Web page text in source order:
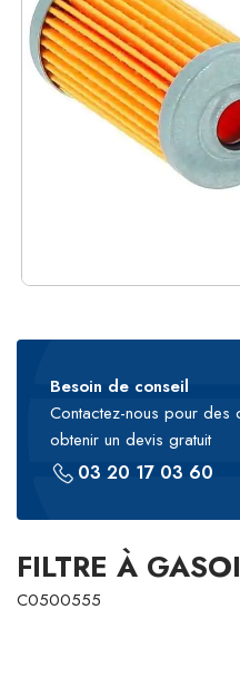
Besoin de conseil
Contactez-nous pour des
obtenir un devis gratuit
03 20 17 03 60
FILTRE À
C0500555